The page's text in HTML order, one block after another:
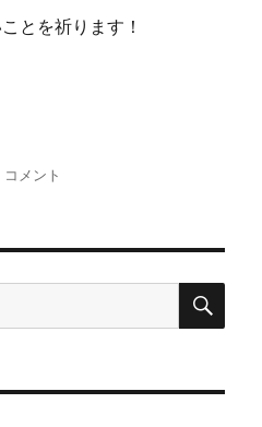
とを祈ります！
身
つ
な
コメント
検